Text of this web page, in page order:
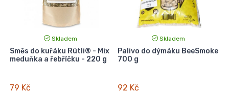
Skladem
Směs do kuřáku Rütli® - Mix
meduňka a řebříčku - 220 g
79 Kč
Skladem
Palivo do dýmáku BeeSmoke
700 g
92 Kč